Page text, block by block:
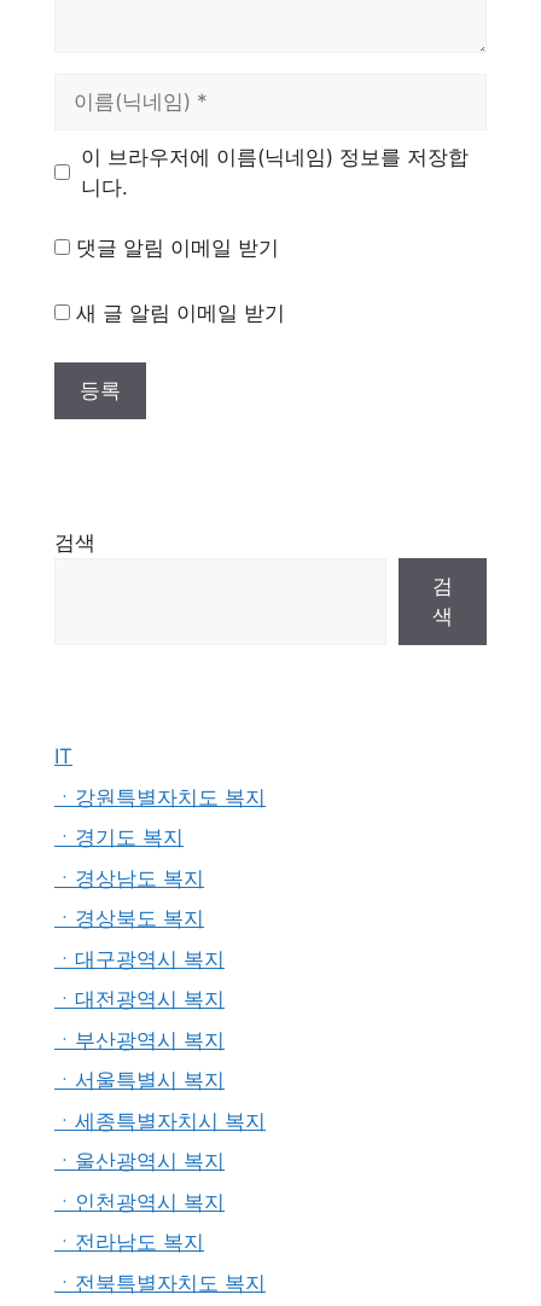
이 브라우저에 이름(닉네임) 정보를 저장합
니다.
댓글 알림 이메일 받기
새 글 알림 이메일 받기
검색
검
색
IT
ㆍ강원특별자치도 복지
ㆍ경기도 복지
ㆍ경상남도 복지
ㆍ경상북도 복지
ㆍ대구광역시 복지
ㆍ대전광역시 복지
ㆍ부산광역시 복지
ㆍ서울특별시 복지
ㆍ세종특별자치시 복지
ㆍ울산광역시 복지
ㆍ인천광역시 복지
ㆍ전라남도 복지
ㆍ전북특별자치도 복지